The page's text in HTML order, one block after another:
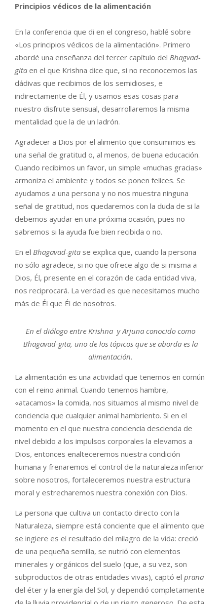
Principios védicos de la alimentación
En la conferencia que di en el congreso, hablé sobre
«Los principios védicos de la alimentación». Primero
abordé una enseñanza del tercer capítulo del Bhagvad-
gita en el que Krishna dice que, si no reconocemos las
dádivas que recibimos de los semidioses, e
indirectamente de Él, y usamos esas cosas para
nuestro disfrute sensual, desarrollaremos la misma
mentalidad que la de un ladrón.
Agradecer a Dios por el alimento que consumimos es
una señal de gratitud o, al menos, de buena educación.
Cuando recibimos un favor, un simple «muchas gracias»
armoniza el ambiente y todos se ponen felices. Se
ayudamos a una persona y no nos muestra ninguna
señal de gratitud, nos quedaremos con la duda de si la
debemos ayudar en una próxima ocasión, pues no
sabremos si la ayuda fue bien recibida o no.
En el Bhagavad-gita se explica que, cuando la persona
no sólo agradece, si no que ofrece algo de si misma a
Dios, Él, presente en el corazón de cada entidad viva,
nos reciprocará. La verdad es que necesitamos mucho
más de Él que Él de nosotros.
En el diálogo entre Krishna y Arjuna conocido como
Bhagavad-gita, uno de los tópicos que se aborda es la
alimentación.
La alimentación es una actividad que tenemos en común
con el reino animal. Cuando tenemos hambre,
«atacamos» la comida, nos situamos al mismo nivel de
conciencia que cualquier animal hambriento. Si en el
momento en el que nuestra conciencia descienda de
nivel debido a los impulsos corporales la elevamos a
Dios, entonces enalteceremos nuestra condición
humana y frenaremos el control de la naturaleza inferior
sobre nosotros, fortaleceremos nuestra estructura
moral y estrecharemos nuestra conexión con Dios.
La persona que cultiva un contacto directo con la
Naturaleza, siempre está conciente que el alimento que
se ingiere es el resultado del milagro de la vida: creció
de una pequeña semilla, se nutrió con elementos
minerales y orgánicos del suelo (que, a su vez, son
subproductos de otras entidades vivas), captó el prana
del éter y la energía del Sol, y dependió completamente